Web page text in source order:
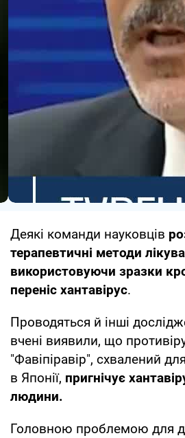
Деякі команди науковців
терапевтичні методи
використовуючи зразки
переніс хантавірус.
Проводяться й інші
вчені виявили, що
"Фавіпіравір", схвалений
в Японії, пригнічує
людини.
Головною проблемою для